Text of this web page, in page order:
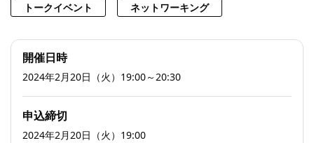
トークイベント ネットワーキング
開催日時
2024年2月20日（火）19:00～20:30
申込締切
2024年2月20日（火）19:00